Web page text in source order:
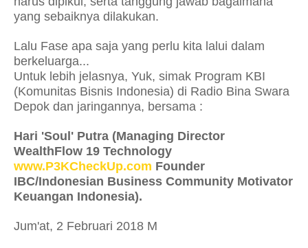
yang sebaiknya dilakukan.
Lalu Fase apa saja yang perlu kita lalui dalam
berkeluarga...
Untuk lebih jelasnya, Yuk, simak Program KBI
(Komunitas Bisnis Indonesia) di Radio Bina Swara
Depok dan jaringannya, bersama :
Hari 'Soul' Putra (Managing Director
WealthFlow 19 Technology
www.P3KCheckUp.com Founder
IBC/Indonesian Business Community Motivator
Keuangan Indonesia).
Jum'at, 2 Februari 2018 M